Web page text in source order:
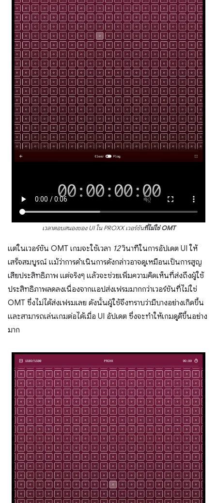
เวลาตอบสนองของ UI ใน PROXX เวอร์ชันที่ไม่ใช่ OMT
แต่ในเวอร์ชัน OMT เกมจะใช้เวลา 12วินาทีในการอัปเดต UI ให้
เสร็จสมบูรณ์ แม้ว่าการดำเนินการดังกล่าวอาจดูเหมือนเป็นการสูญ
เสียประสิทธิภาพ แต่จริงๆ แล้วจะช่วยเพิ่มความคิดเห็นที่ส่งถึงผู้ใช้
ประสิทธิภาพลดลงเนื่องจากแอปส่งเฟรมมากกว่าเวอร์ชันที่ไม่ใช่
OMT ซึ่งไม่ได้ส่งเฟรมเลย ดังนั้นผู้ใช้จึงทราบว่ามีบางอย่างเกิดขึ้น
และสามารถเล่นเกมต่อได้เมื่อ UI อัปเดต ซึ่งจะทำให้เกมดูดีขึ้นอย่าง
มาก